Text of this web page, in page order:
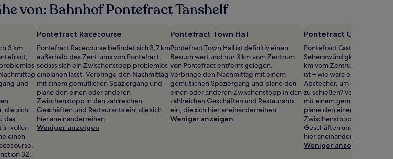
von: Bahnhof Pontefract Tanshelf
3 km
und
die sich
das
in vollen
einen
32.
Pontefract Racecourse
Pontefract Racecourse befindet sich 3,7 km
außerhalb des Zentrums von Pontefract,
sodass sich ein Zwischenstopp problemlos
einplanen lässt. Verbringe den Nachmittag
mit einem gemütlichen Spaziergang und
plane den einen oder anderen
Zwischenstopp in den zahlreichen
Geschäften und Restaurants ein, die sich
hier aneinanderreihen.
Weniger anzeigen
Pontefract Town Hall
Pontefract Town Hall ist definitiv einen
Besuch wert und nur 3 km vom Zentrum
von Pontefract entfernt gelegen.
Verbringe den Nachmittag mit einem
gemütlichen Spaziergang und plane den
einen oder anderen Zwischenstopp in den
zahlreichen Geschäften und Restaurants
ein, die sich hier aneinanderreihen.
Weniger anzeigen
Pontefract Castle
Pontefract Castle ist nur
Sehenswürdigkeiten der
km vom Zentrum von
ist – wie wäre es also mit
Abstecher, um ein paar
zu schießen? Verbringe den
mit einem gemütlichen
plane den einen oder
Zwischenstopp in den
Geschäften und
hier aneinanderreihen.
Weniger anzeigen